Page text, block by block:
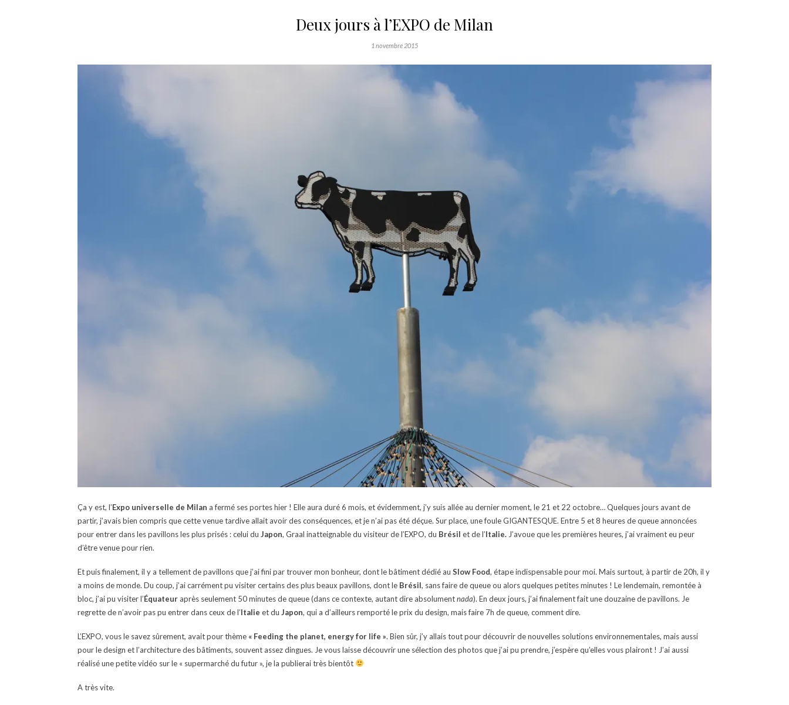
Deux jours à l’EXPO de Milan
1 novembre 2015
Ça y est, l’Expo universelle de Milan a fermé ses portes hier ! Elle aura duré 6 mois, et évidemment, j’y suis allée au dernier moment, le 21 et 22 octobre… Quelques jours avant de
partir, j’avais bien compris que cette venue tardive allait avoir des conséquences, et je n’ai pas été déçue. Sur place, une foule GIGANTESQUE. Entre 5 et 8 heures de queue annoncées
pour entrer dans les pavillons les plus prisés : celui du Japon, Graal inatteignable du visiteur de l’EXPO, du Brésil et de l’Italie. J’avoue que les premières heures, j’ai vraiment eu peur
d’être venue pour rien.
Et puis finalement, il y a tellement de pavillons que j’ai fini par trouver mon bonheur, dont le bâtiment dédié au Slow Food, étape indispensable pour moi. Mais surtout, à partir de 20h, il y
a moins de monde. Du coup, j’ai carrément pu visiter certains des plus beaux pavillons, dont le Brésil, sans faire de queue ou alors quelques petites minutes ! Le lendemain, remontée à
bloc, j’ai pu visiter l’Équateur après seulement 50 minutes de queue (dans ce contexte, autant dire absolumentnada). En deux jours, j’ai finalement fait une douzaine de pavillons. Je
regrette de n’avoir pas pu entrer dans ceux de l’Italie et du Japon, qui a d’ailleurs remporté le prix du design, mais faire 7h de queue, comment dire.
L’EXPO, vous le savez sûrement, avait pour thème « Feeding the planet, energy for life ». Bien sûr, j’y allais tout pour découvrir de nouvelles solutions environnementales, mais aussi
pour le design et l’architecture des bâtiments, souvent assez dingues. Je vous laisse découvrir une sélection des photos que j’ai pu prendre, j’espère qu’elles vous plairont ! J’ai aussi
réalisé une petite vidéo sur le « supermarché du futur », je la publierai très bientôt
A très vite.